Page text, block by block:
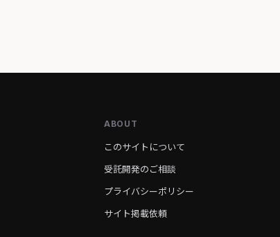
ABOUT
このサイトについて
受託開発のご相談
プライバシーポリシー
サイト掲載依頼